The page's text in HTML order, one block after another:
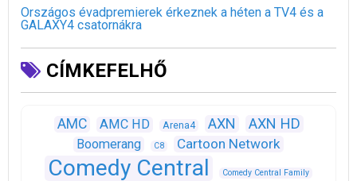
Országos évadpremierek érkeznek a héten a TV4 és a
GALAXY4 csatornákra
CÍMKEFELHŐ
AMC AMC HD Arena4 AXN AXN HD
Boomerang C8 Cartoon Network
Comedy Central Comedy Central Family